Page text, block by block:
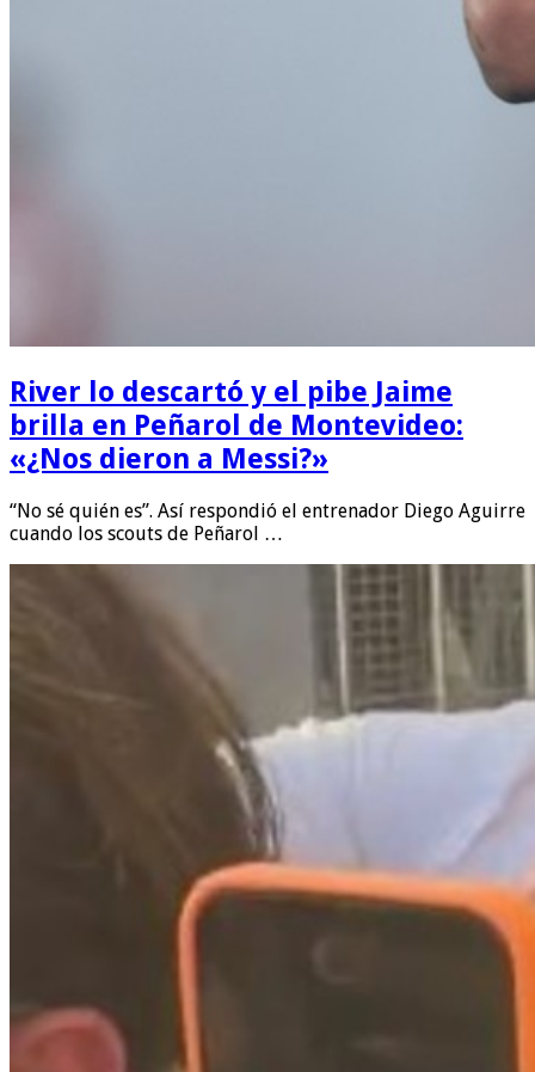
River lo descartó y el pibe Jaime
brilla en Peñarol de Montevideo:
«¿Nos dieron a Messi?»
“No sé quién es”. Así respondió el entrenador Diego Aguirre
cuando los scouts de Peñarol …